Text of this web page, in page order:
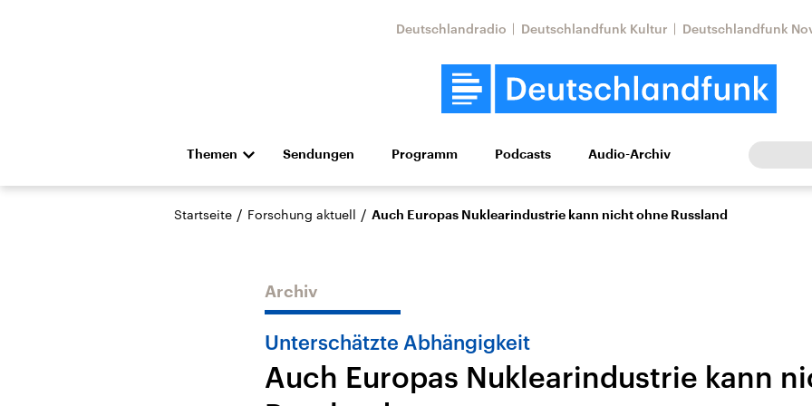
Deutschlandradio Deutschlandfunk Kultur Deutschlandfunk
Themen
Die Nachrichten Politik Wirtschaft Wissen Kultur Europa
Hörspiel und Feature Musik
Landtagswahl Sachsen-
USA
Aktuelle Beiträge,
Nahostkonflikt
Iran
Sendungen Programm Podcasts Audio-Archiv
Startseite / Forschung aktuell / Auch Europas Nuklearindustrie kann nicht ohne Russland
Archiv
Unterschätzte Abhängigkeit
Auch Europas Nuklearindustrie kann